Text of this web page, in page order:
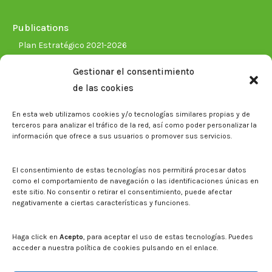
Gestionar el consentimiento
de las cookies
En esta web utilizamos cookies y/o tecnologías similares propias y de
terceros para analizar el tráfico de la red, así como poder personalizar la
información que ofrece a sus usuarios o promover sus servicios.
El consentimiento de estas tecnologías nos permitirá procesar datos
como el comportamiento de navegación o las identificaciones únicas en
este sitio. No consentir o retirar el consentimiento, puede afectar
negativamente a ciertas características y funciones.
Haga click en Acepto, para aceptar el uso de estas tecnologías. Puedes
acceder a nuestra política de cookies pulsando en el enlace.
Publications
Plan Estratégico 2021-2026
Biblioteca. Repositorio CITAREA
Eventos
Boletín electrónico cita2
Contact
Search on CITA website